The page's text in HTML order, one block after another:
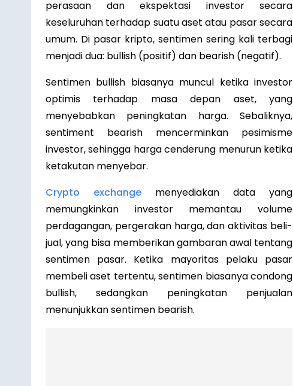
perasaan dan ekspektasi investor secara
keseluruhan terhadap suatu aset atau pasar secara
umum. Di pasar kripto, sentimen sering kali terbagi
menjadi dua: bullish (positif) dan bearish (negatif).
Sentimen bullish biasanya muncul ketika investor
optimis terhadap masa depan aset, yang
menyebabkan peningkatan harga. Sebaliknya,
sentiment bearish mencerminkan pesimisme
investor, sehingga harga cenderung menurun ketika
ketakutan menyebar.
Crypto exchange menyediakan data yang
memungkinkan investor memantau volume
perdagangan, pergerakan harga, dan aktivitas beli-
jual, yang bisa memberikan gambaran awal tentang
sentimen pasar. Ketika mayoritas pelaku pasar
membeli aset tertentu, sentimen biasanya condong
bullish, sedangkan peningkatan penjualan
menunjukkan sentimen bearish.